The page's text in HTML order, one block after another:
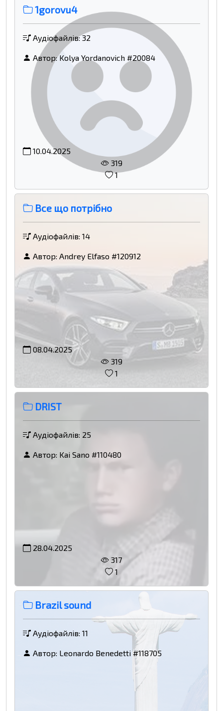
1gorovu4
Аудіофайлів: 32
Автор:Kolya Yordanovich #20084
10.04.2025
319
1
Все що потрібно
Аудіофайлів: 14
Автор: Andrey Elfaso #120912
08.04.2025
319
1
DRIST
Аудіофайлів: 25
Автор: Kai Sano #110480
28.04.2025
317
1
Brazil sound
Аудіофайлів: 11
Автор: Leonardo Benedetti #118705